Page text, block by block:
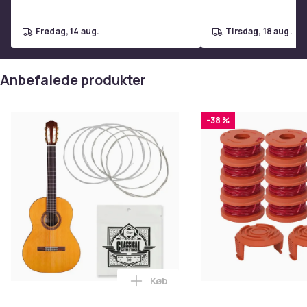
lydudgang, mikrofonindgang og lydindgang giver dette
Tilslut dine hovedtelefoner for uforstyrret
øveoplevelse eller tilslut eksterne højttalere for
forbedret lyd og ydeevne.
Stereo-surroundlyd for hver note:
Oplev en rig,
lagdelt lyd med indbyggede dobbelte højttalere, der
leverer klare og realistiske toner. Med en præcis
gengivelse af hver tone og en surroundlydeffekt får du
fredag, 14 aug. tirsdag, 18 aug.
Anbefalede produkter
Læg Gitarrstrenge Nylon .028-
Køb
-38 %